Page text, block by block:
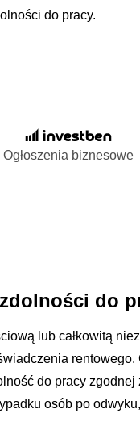
do pracy.
Ogłoszenia biznesowe
do
lub całkowitą
do pracy
osób po